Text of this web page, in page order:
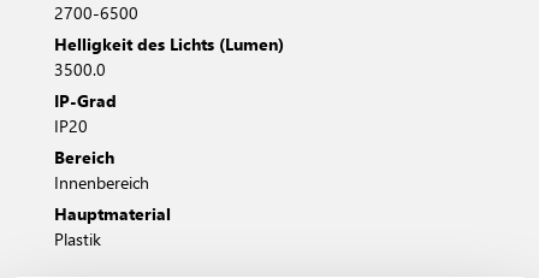
2700-6500
Helligkeit des Lichts (Lumen)
3500.0
IP-Grad
IP20
Bereich
Innenbereich
Hauptmaterial
Plastik